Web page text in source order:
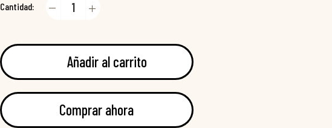
Cantidad:
Añadir al carrito
Comprar ahora